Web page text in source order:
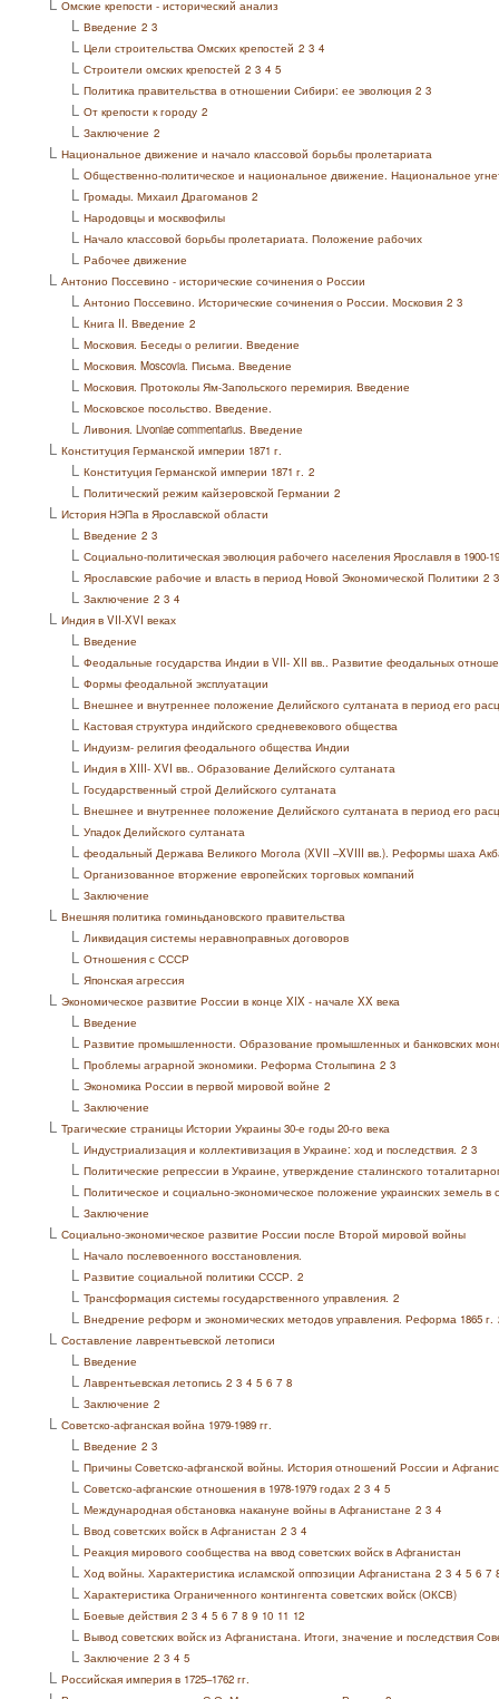
Омские крепости - исторический анализ
L Введение 2 3
L Цели строительства Омских крепостей 2 3 4
L Строители омских крепостей 2 3 4 5
L Политика правительства в отношении Сибири: ее эволюция 2 3
L От крепости к городу 2
L Заключение 2
L Национальное движение и начало классовой борьбы пролетариата
L Общественно-политическое и национальное движение. Национальное
L Громады. Михаил Драгоманов 2
L Народовцы и москвофилы
L Начало классовой борьбы пролетариата. Положение рабочих
L Рабочее движение
L Антонио Поссевино - исторические сочинения о России
L Антонио Поссевино. Исторические сочинения о России. Московия 2 3
L Книга II. Введение 2
L Московия. Беседы о религии. Введение
L Московия. Moscovia. Письма. Введение
L Московия. Протоколы Ям-Запольского перемирия. Введение
L Московское посольство. Введение.
L Ливония. Livoniae commentarius. Введение
L Конституция Германской империи 1871 г.
L Конституция Германской империи 1871 г. 2
L Политический режим кайзеровской Германии 2
L История НЭПа в Ярославской области
L Введение 2 3
L Социально-политическая эволюция рабочего населения Ярославля в 1900-
L Ярославские рабочие и власть в период Новой Экономической Политики 2 3
L Заключение 2 3 4
L Индия в VII-XVI веках
L Введение
L Феодальные государства Индии в VII- XII вв.. Развитие феодальных
L Формы феодальной эксплуатации
L Внешнее и внутреннее положение Делийского султаната в период его
L Кастовая структура индийского средневекового общества
L Индуизм- религия феодального общества Индии
L Индия в XIII- XVI вв.. Образование Делийского султаната
L Государственный строй Делийского султаната
L Внешнее и внутреннее положение Делийского султаната в период его
L Упадок Делийского султаната
L феодальный Держава Великого Могола (XVII –XVIII вв.). Реформы шаха
L Организованное вторжение европейских торговых компаний
L Заключение
L Внешняя политика гоминьдановского правительства
L Ликвидация системы неравноправных договоров
L Отношения с СССР
L Японская агрессия
L Экономическое развитие России в конце XIX - начале XX века
L Введение
L Развитие промышленности. Образование промышленных и банковских
L Проблемы аграрной экономики. Реформа Столыпина 2 3
L Экономика России в первой мировой войне 2
L Заключение
L Трагические страницы Истории Украины 30-е годы 20-го века
L Индустриализация и коллективизация в Украине: ход и последствия. 2 3
L Политические репрессии в Украине, утверждение сталинского
L Политическое и социально-экономическое положение украинских земель
L Заключение
L Социально-экономическое развитие России после Второй мировой войны
L Начало послевоенного восстановления.
L Развитие социальной политики СССР. 2
L Трансформация системы государственного управления. 2
L Внедрение реформ и экономических методов управления. Реформа 1865 г.
L Составление лаврентьевской летописи
L Введение
L Лаврентьевская летопись 2 3 4 5 6 7 8
L Заключение 2
L Советско-афганская война 1979-1989 гг.
L Введение 2 3
L Причины Советско-афганской войны. История отношений России и
L Советско-афганские отношения в 1978-1979 годах 2 3 4 5
L Международная обстановка накануне войны в Афганистане 2 3 4
L Ввод советских войск в Афганистан 2 3 4
L Реакция мирового сообщества на ввод советских войск в Афганистан
L Ход войны. Характеристика исламской оппозиции Афганистана 2 3 4 5 6 7
L Характеристика Ограниченного контингента советских войск (ОКСВ)
L Боевые действия 2 3 4 5 6 7 8 9 10 11 12
L Вывод советских войск из Афганистана. Итоги, значение и последствия
L Заключение 2 3 4 5
L Российская империя в 1725–1762 гг.